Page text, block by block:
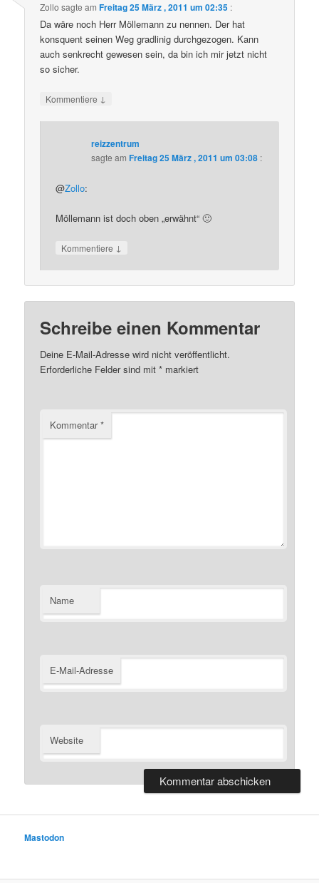
Zollo sagte amFreitag 25 März , 2011 um 02:35 :
Da wäre noch Herr Möllemann zu nennen. Der hat
konsquent seinen Weg gradlinig durchgezogen. Kann
auch senkrecht gewesen sein, da bin ich mir jetzt nicht
so sicher.
Kommentiere ↓
reizzentrum
sagte amFreitag 25 März , 2011 um 03:08 :
@Zollo:
Möllemann ist doch oben „erwähnt“ 🙂
Kommentiere ↓
Schreibe einen Kommentar
Deine E-Mail-Adresse wird nicht veröffentlicht.
Erforderliche Felder sind mit* markiert
Kommentar*
Name
E-Mail-Adresse
Website
Mastodon